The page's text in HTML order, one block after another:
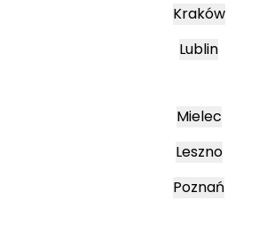
Kraków
Lublin
Mielec
Leszno
Poznań